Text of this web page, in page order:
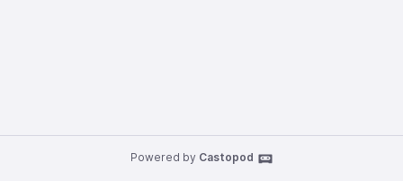
Powered by Castopod